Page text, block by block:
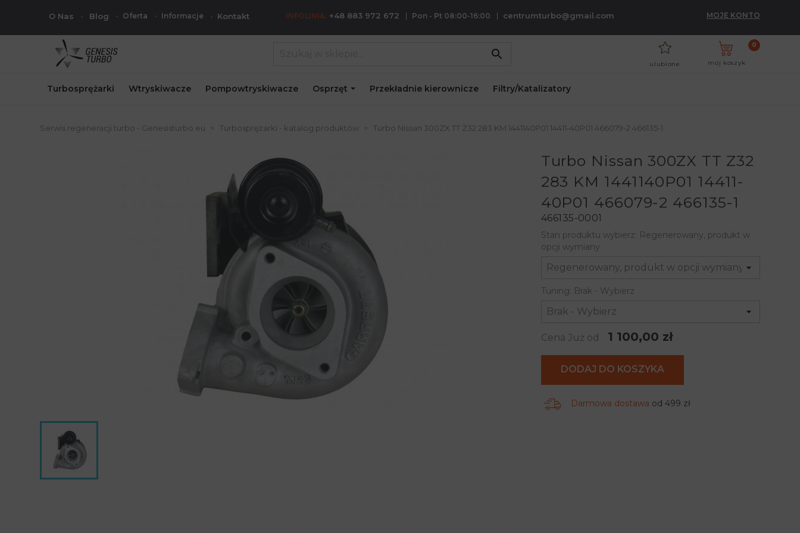
O Nas Blog Oferta Informacje Kontakt INFOLINIA: +48 883 972 672 Pon - Pt 08:00-16:00 centrumturbo@gmail.com MOJE KONTO
search
mój koszyk
0
ulubione
Turbosprężarki Wtryskiwacze Pompowtryskiwacze Osprzęt Przekładnie kierownicze Filtry/Katalizatory
Serwis regeneracji turbo - Genesisturbo.eu Turbosprężarki - katalog produktów Turbo Nissan 300ZX TT Z32 283 KM 1441140P01 14411-40P01 466079-2 466135-1
Turbo Nissan 300ZX TT Z32
283 KM 1441140P01 14411-
40P01 466079-2 466135-1
466135-0001
Stan produktu wybierz: Regenerowany, produkt w
opcji wymiany
Tuning: Brak - Wybierz
Cena Już od 1 100,00 zł
DODAJ DO KOSZYKA
Darmowa dostawa od 499 zł